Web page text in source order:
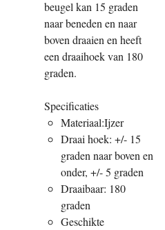
beugel kan 15 graden
naar beneden en naar
boven draaien en heeft
een draaihoek van 180
graden.
Specificaties
Materiaal:Ijzer
Draai hoek: +/- 15
graden naar boven en
onder, +/- 5 graden
Draaibaar: 180
graden
Geschikte